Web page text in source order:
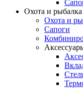
Охота и рыбалка
Охота и
Сапоги